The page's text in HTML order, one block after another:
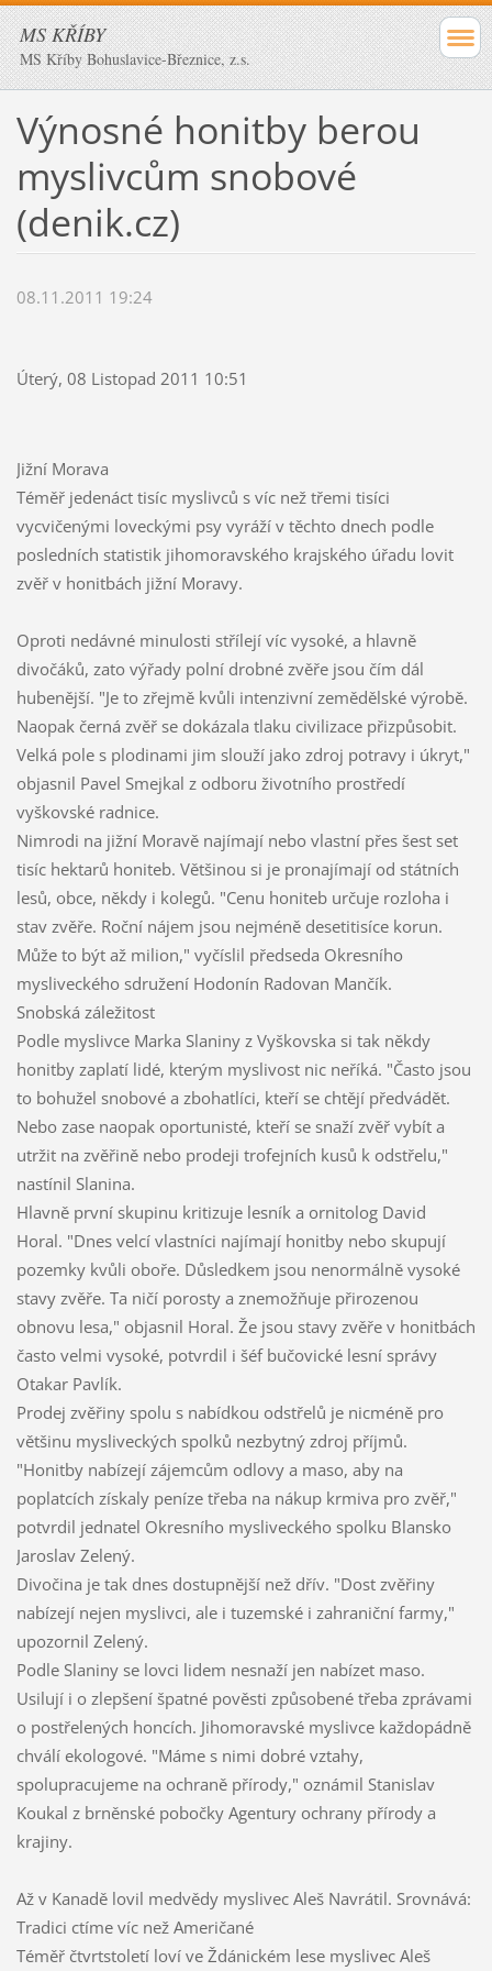
MS KŘÍBY
MS Kříby Bohuslavice-Březnice, z.s.
Výnosné honitby berou
myslivcům snobové
(denik.cz)
08.11.2011 19:24
Úterý, 08 Listopad 2011 10:51
Jižní Morava
Téměř jedenáct tisíc myslivců s víc než třemi tisíci
vycvičenými loveckými psy vyráží v těchto dnech podle
posledních statistik jihomoravského krajského úřadu lovit
zvěř v honitbách jižní Moravy.
Oproti nedávné minulosti střílejí víc vysoké, a hlavně
divočáků, zato výřady polní drobné zvěře jsou čím dál
hubenější. "Je to zřejmě kvůli intenzivní zemědělské výrobě.
Naopak černá zvěř se dokázala tlaku civilizace přizpůsobit.
Velká pole s plodinami jim slouží jako zdroj potravy i úkryt,"
objasnil Pavel Smejkal z odboru životního prostředí
vyškovské radnice.
Nimrodi na jižní Moravě najímají nebo vlastní přes šest set
tisíc hektarů honiteb. Většinou si je pronajímají od státních
lesů, obce, někdy i kolegů. "Cenu honiteb určuje rozloha i
stav zvěře. Roční nájem jsou nejméně desetitisíce korun.
Může to být až milion," vyčíslil předseda Okresního
mysliveckého sdružení Hodonín Radovan Mančík.
Snobská záležitost
Podle myslivce Marka Slaniny z Vyškovska si tak někdy
honitby zaplatí lidé, kterým myslivost nic neříká. "Často jsou
to bohužel snobové a zbohatlíci, kteří se chtějí předvádět.
Nebo zase naopak oportunisté, kteří se snaží zvěř vybít a
utržit na zvěřině nebo prodeji trofejních kusů k odstřelu,"
nastínil Slanina.
Hlavně první skupinu kritizuje lesník a ornitolog David
Horal. "Dnes velcí vlastníci najímají honitby nebo skupují
pozemky kvůli oboře. Důsledkem jsou nenormálně vysoké
stavy zvěře. Ta ničí porosty a znemožňuje přirozenou
obnovu lesa," objasnil Horal. Že jsou stavy zvěře v honitbách
často velmi vysoké, potvrdil i šéf bučovické lesní správy
Otakar Pavlík.
Prodej zvěřiny spolu s nabídkou odstřelů je nicméně pro
většinu mysliveckých spolků nezbytný zdroj příjmů.
"Honitby nabízejí zájemcům odlovy a maso, aby na
poplatcích získaly peníze třeba na nákup krmiva pro zvěř,"
potvrdil jednatel Okresního mysliveckého spolku Blansko
Jaroslav Zelený.
Divočina je tak dnes dostupnější než dřív. "Dost zvěřiny
nabízejí nejen myslivci, ale i tuzemské i zahraniční farmy,"
upozornil Zelený.
Podle Slaniny se lovci lidem nesnaží jen nabízet maso.
Usilují i o zlepšení špatné pověsti způsobené třeba zprávami
o postřelených honcích. Jihomoravské myslivce každopádně
chválí ekologové. "Máme s nimi dobré vztahy,
spolupracujeme na ochraně přírody," oznámil Stanislav
Koukal z brněnské pobočky Agentury ochrany přírody a
krajiny.
Až v Kanadě lovil medvědy myslivec Aleš Navrátil. Srovnává:
Tradici ctíme víc než Američané
Téměř čtvrtstoletí loví ve Ždánickém lese myslivec Aleš